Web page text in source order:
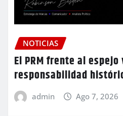
NOTICIAS
El PRM frente al espejo
responsabilidad
admin Ago 7, 2026